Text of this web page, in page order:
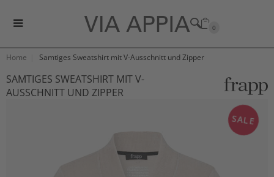
0
Home Samtiges Sweatshirt mit V-Ausschnitt und Zipper
SAMTIGES SWEATSHIRT MIT V-
AUSSCHNITT UND ZIPPER
SALE